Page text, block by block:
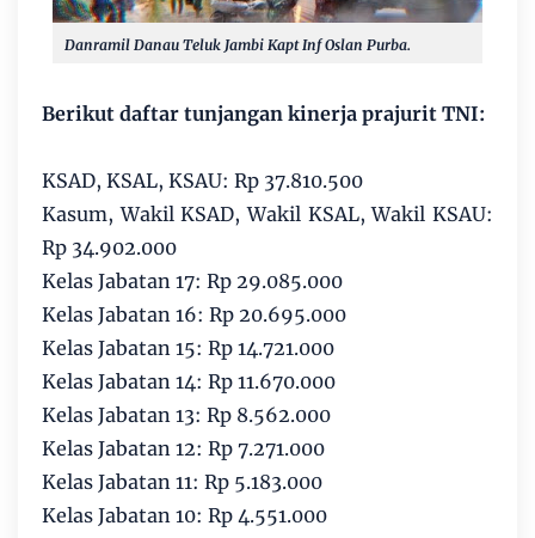
Danramil Danau Teluk Jambi Kapt Inf Oslan Purba.
Berikut daftar tunjangan kinerja prajurit TNI:
KSAD, KSAL, KSAU: Rp 37.810.500
Kasum, Wakil KSAD, Wakil KSAL, Wakil KSAU:
Rp 34.902.000
Kelas Jabatan 17: Rp 29.085.000
Kelas Jabatan 16: Rp 20.695.000
Kelas Jabatan 15: Rp 14.721.000
Kelas Jabatan 14: Rp 11.670.000
Kelas Jabatan 13: Rp 8.562.000
Kelas Jabatan 12: Rp 7.271.000
Kelas Jabatan 11: Rp 5.183.000
Kelas Jabatan 10: Rp 4.551.000